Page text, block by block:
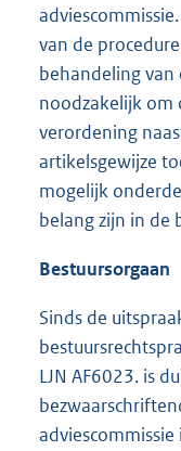
van de
behandeling van
noodzakelijk om
verordening
artikelsgewijze
mogelijk
belang zijn in de
Bestuursorgaan
Sinds de
LJN AF6023. is